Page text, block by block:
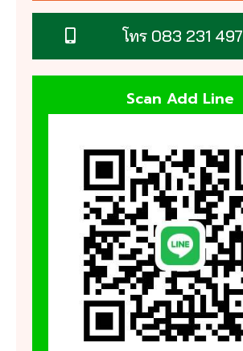
โทร 083 231
Scan Add Line